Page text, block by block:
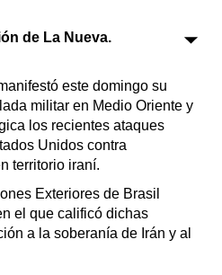
Farmacias
Transportes
Loterías
Datos Útiles
Edictos
Teléfonos de urgencia
de La Nueva.
este domingo su
militar en Medio Oriente y
los recientes ataques
Unidos contra
territorio iraní.
Exteriores de Brasil
el que calificó dichas
a la soberanía de Irán y al